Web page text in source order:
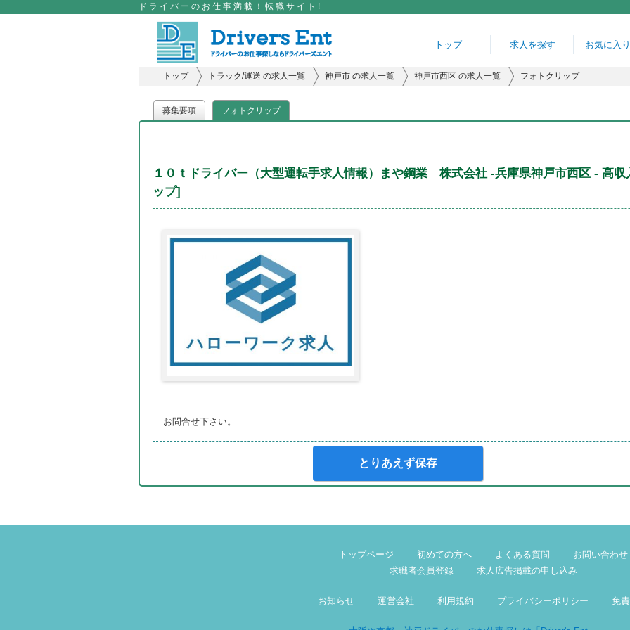
ドライバーのお仕事満載！転職サイト!
トップ 求人を探す お気に入
トップ トラック/運送 の求人一覧 神戸市 の求人一覧 神戸市西区 の求人一覧 フォトクリップ
募集要項 フォトクリップ
１０ｔドライバー（大型運転手求人情報）まや鋼業 株式会社 -兵庫県神戸市西区 - 高
ップ]
お問合せ下さい。
とりあえず保存
トップページ 初めての方へ よくある質問
お問い合わせ
求職者会員登録
求人広告掲載の申し込み
お知らせ 運営会社 利用規約 プライバシーポリシー 免